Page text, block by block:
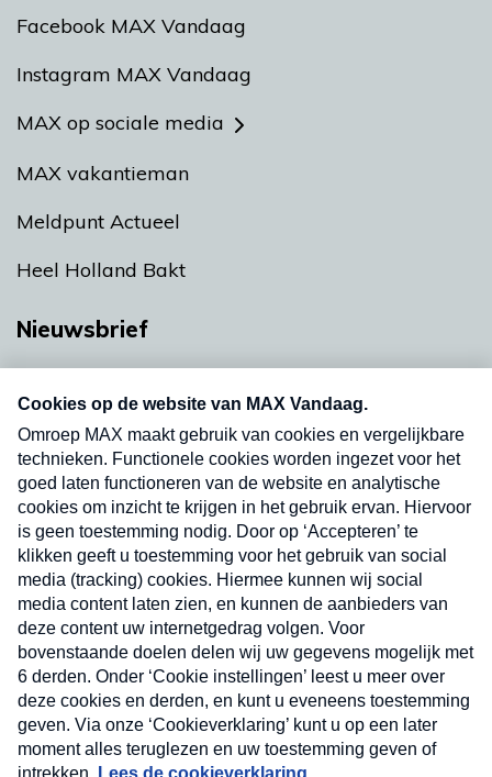
Facebook MAX Vandaag
Instagram MAX Vandaag
MAX op sociale media
MAX vakantieman
Meldpunt Actueel
Heel Holland Bakt
Nieuwsbrief
Neem hier een gratis abonnement op onze
nieuwsbrief. Elke vrijdag- en dinsdagochtend in
uw mailbox.
Verzend
Nieuwsbrief
Neem hier een gratis abonnement op onze
nieuwsbrief. Elke vrijdag- en dinsdagochtend in uw